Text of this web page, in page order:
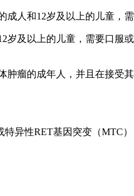
和12岁及以上的儿童，需
及以上的儿童，需要口服
的成年人，并且在接受其
异性RET基因突变（MTC